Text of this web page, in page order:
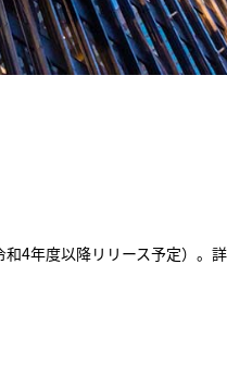
4年度以降リリース予定）。